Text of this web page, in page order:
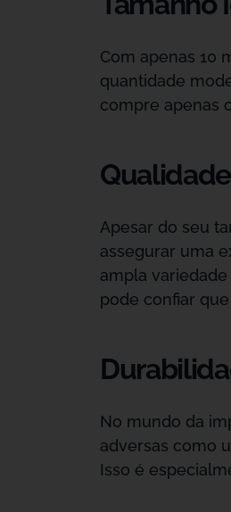
Com apenas 10
quantidade
compre apenas
Apesar do seu
assegurar uma
ampla
pode confiar
No mundo da
adversas como
Isso é